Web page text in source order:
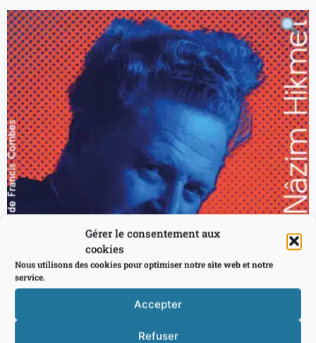
Gérer le consentement aux
cookies
Nous utilisons des cookies pour optimiser notre site web et notre
service.
Accepter
Refuser